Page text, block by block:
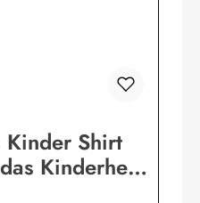
Kinder Shirt
Kinderhemd